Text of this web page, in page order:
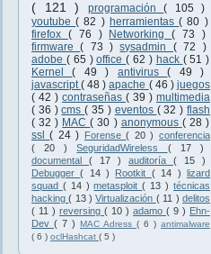
( 121 ) programación( 105 )
youtube( 82 ) herramientas( 80 )
firefox ( 76 ) Networking( 73 )
firmware( 73 )sysadmin ( 72 )
adobe ( 65 )office( 62 ) hack ( 51 )
Kernel( 49 ) antivirus( 49 )
javascript( 48 )apache ( 46 ) juegos
( 42 ) contraseñas ( 39 ) multimedia
( 36 )cms( 35 ) eventos ( 32 )flash
( 32 ) MAC( 30 ) anonymous ( 28 )
ssl( 24 ) Forense( 20 ) conferencia
( 20 )SeguridadWireless ( 17 )
documental ( 17 ) auditoría ( 15 )
Debugger( 14 ) Rootkit ( 14 ) lizard
squad ( 14 )metasploit( 13 ) técnicas
hacking( 13 )Virtualización ( 11 ) delitos
( 11 ) reversing ( 10 ) adamo ( 9 ) Ehn-
Dev ( 7 ) MAC Adress ( 6 ) antimalware
( 6 ) oclHashcat ( 5 )